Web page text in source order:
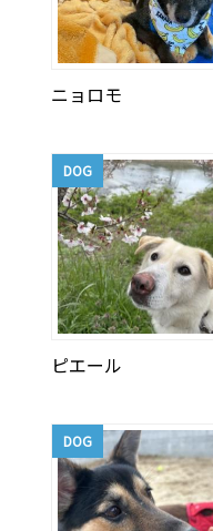
ニョロモ
DOG
ピエール
DOG